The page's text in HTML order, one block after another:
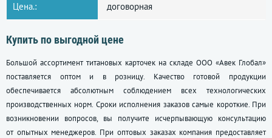
Цена.: договорная
Купить по выгодной цене
Большой ассортимент титановых карточек на складе ООО «Авек Глобал»
поставляется оптом и в розницу. Качество готовой продукции
обеспечивается абсолютным соблюдением всех технологических
производственных норм. Сроки исполнения заказов самые короткие. При
возникновении вопросов, вы получите исчерпывающую консультацию
от опытных менеджеров. При оптовых заказах компания предоставляет